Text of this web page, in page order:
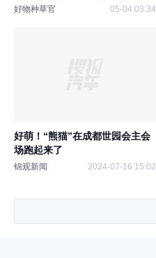
择
好物种草官 05-04 03:34
好萌！“熊猫”在成都世园会主会
场跑起来了
锦观新闻 2024-07-16 15:02